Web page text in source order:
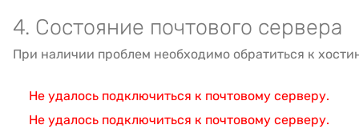
4. Состояние почтового сервера
При наличии проблем необходимо обратиться к
Не удалось подключиться к почтовому серверу.
Не удалось подключиться к почтовому серверу.